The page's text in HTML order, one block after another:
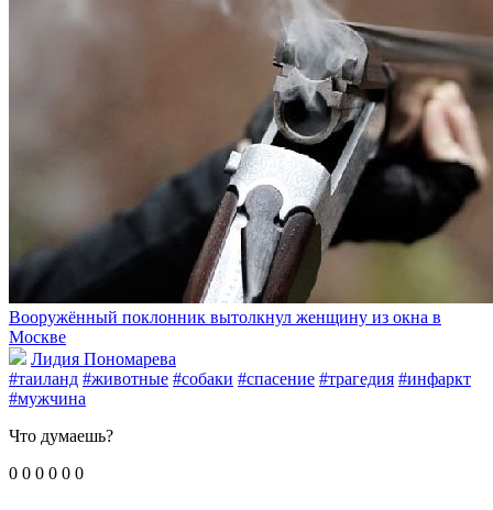
Вооружённый поклонник вытолкнул женщину из окна в
Москве
Лидия Пономарева
#таиланд #животные #собаки #спасение #трагедия #инфаркт
#мужчина
Что думаешь?
0 0 0 0 0 0